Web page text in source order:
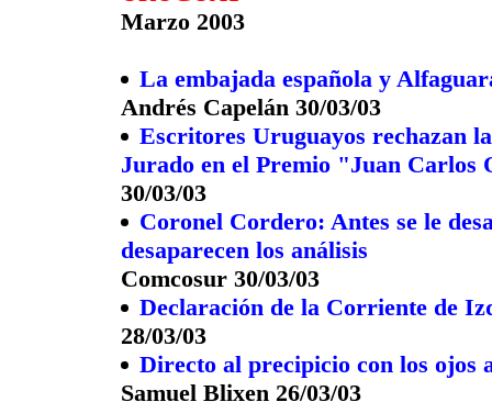
Marzo 2003
La embajada española y
Andrés Capelán 30/03/03
Escritores Uruguayos rechazan
Jurado en el Premio "Juan Carlos
30/03/03
Coronel Cordero: Antes se le
desaparecen los análisis
Comcosur 30/03/03
Declaración de la Corriente de
28/03/03
Directo al precipicio con los ojos
Samuel Blixen 26/03/03